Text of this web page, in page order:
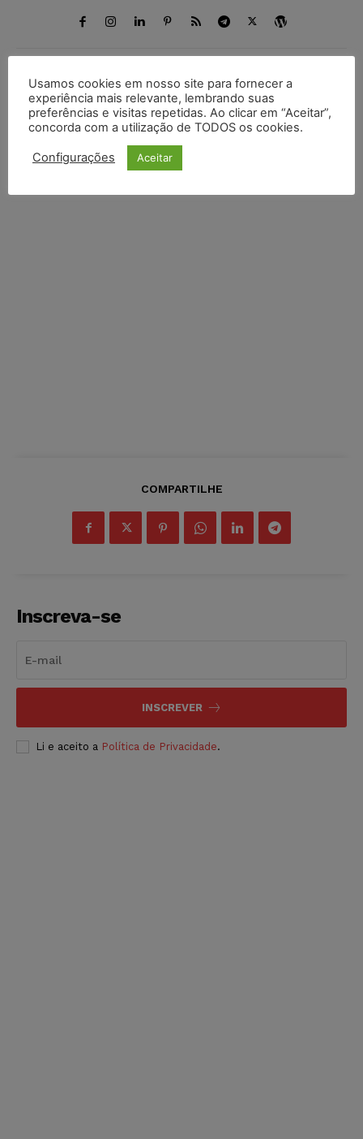
DEIXE UM COMENTÁRIO
Default Comments (0) Facebook Comments Disqus Comments
COMPARTILHE
Inscreva-se
INSCREVER
Li e aceito a Política de Privacidade.
Usamos cookies em nosso site para fornecer a
experiência mais relevante, lembrando suas
preferências e visitas repetidas. Ao clicar em “Aceitar”,
concorda com a utilização de TODOS os cookies.
Configurações Aceitar